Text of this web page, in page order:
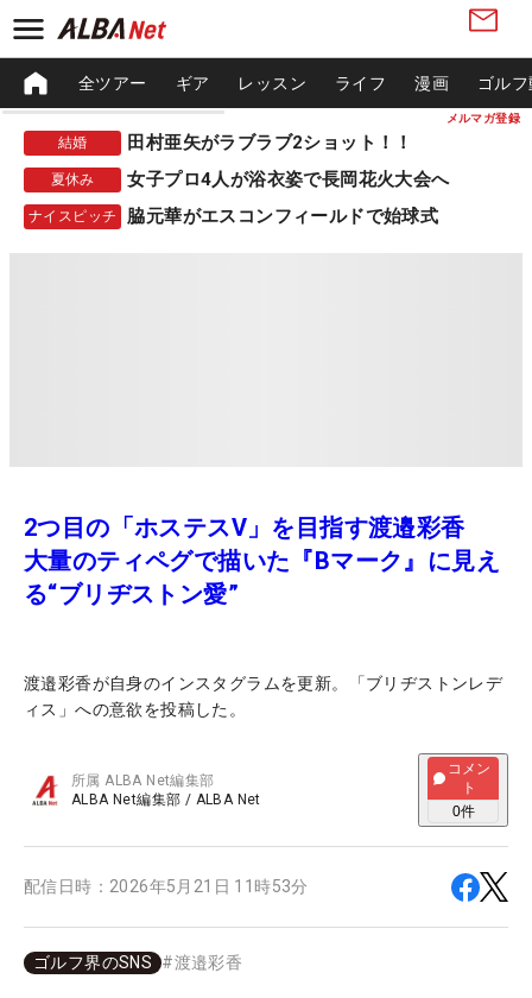
メルマガ登録
全ツアー ギア レッスン ライフ 漫画 ゴル
結婚 田村亜矢がラブラブ2ショット！！
夏休み 女子プロ4人が浴衣姿で長岡花火大会へ
ナイスピッチ 脇元華がエスコンフィールドで始球式
2つ目の「ホステスV」を目指す渡邉彩香
大量のティペグで描いた『Bマーク』に見え
る“ブリヂストン愛”
渡邉彩香が自身のインスタグラムを更新。「ブリヂストンレデ
ィス」への意欲を投稿した。
所属ALBA Net編集部
ALBA Net編集部 / ALBA Net
コメン
ト
0件
配信日時： 2026年5月21日 11時53分
ゴルフ界のSNS #渡邉彩香